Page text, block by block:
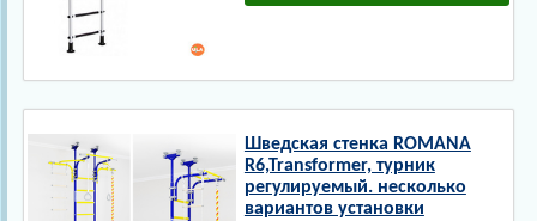
Шведская стенка ROMANA
R6,Transformer, турник
регулируемый. несколько
вариантов установки